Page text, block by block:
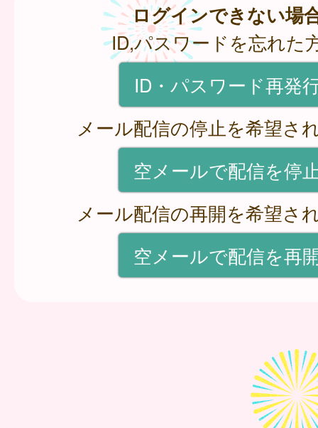
ログインできない場
ID,パスワードを忘れた
ID・パスワード再発
メール配信の停止を希望さ
空メールで配信を停
メール配信の再開を希望さ
空メールで配信を再